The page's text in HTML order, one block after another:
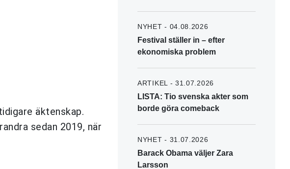
äktenskap.
sedan 2019, när
NYHET - 04.08.2026
Festival ställer in – efter
ekonomiska problem
ARTIKEL - 31.07.2026
LISTA: Tio svenska akter som
borde göra comeback
NYHET - 31.07.2026
Barack Obama väljer Zara
Larsson